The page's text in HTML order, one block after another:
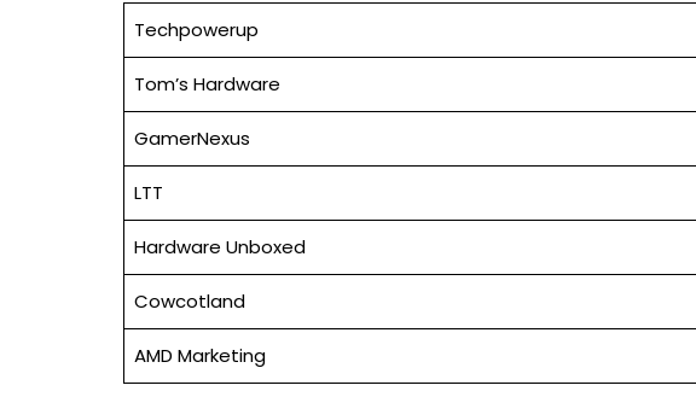
Techpowerup
Tom’s Hardware
GamerNexus
LTT
Hardware Unboxed
Cowcotland
AMD Marketing